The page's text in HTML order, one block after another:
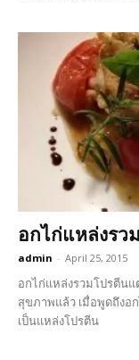
อกไก่แหล่งร
admin - April 25, 2015
อกไก่แหล่งรวมโปรตีน
สุขภาพแล้ว เมื่อพูดถึงอ
เป็นแหล่งโปรตีน